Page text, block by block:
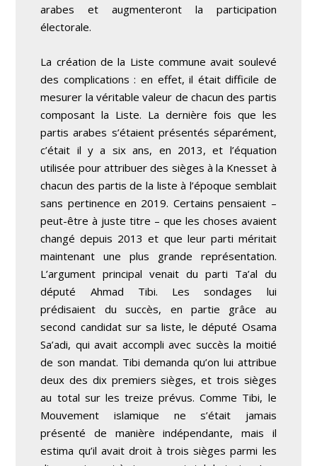
arabes et augmenteront la participation
électorale.
La création de la Liste commune avait soulevé
des complications : en effet, il était difficile de
mesurer la véritable valeur de chacun des partis
composant la Liste. La dernière fois que les
partis arabes s’étaient présentés séparément,
c’était il y a six ans, en 2013, et l’équation
utilisée pour attribuer des sièges à la Knesset à
chacun des partis de la liste à l’époque semblait
sans pertinence en 2019. Certains pensaient –
peut-être à juste titre – que les choses avaient
changé depuis 2013 et que leur parti méritait
maintenant une plus grande représentation.
L’argument principal venait du parti Ta’al du
député Ahmad Tibi. Les sondages lui
prédisaient du succès, en partie grâce au
second candidat sur sa liste, le député Osama
Sa’adi, qui avait accompli avec succès la moitié
de son mandat. Tibi demanda qu’on lui attribue
deux des dix premiers sièges, et trois sièges
au total sur les treize prévus. Comme Tibi, le
Mouvement islamique ne s’était jamais
présenté de manière indépendante, mais il
estima qu’il avait droit à trois sièges parmi les